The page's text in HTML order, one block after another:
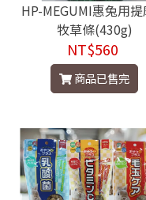
HP-MEGUMI惠兔用
牧草條(430g)
NT$560
商品已售完